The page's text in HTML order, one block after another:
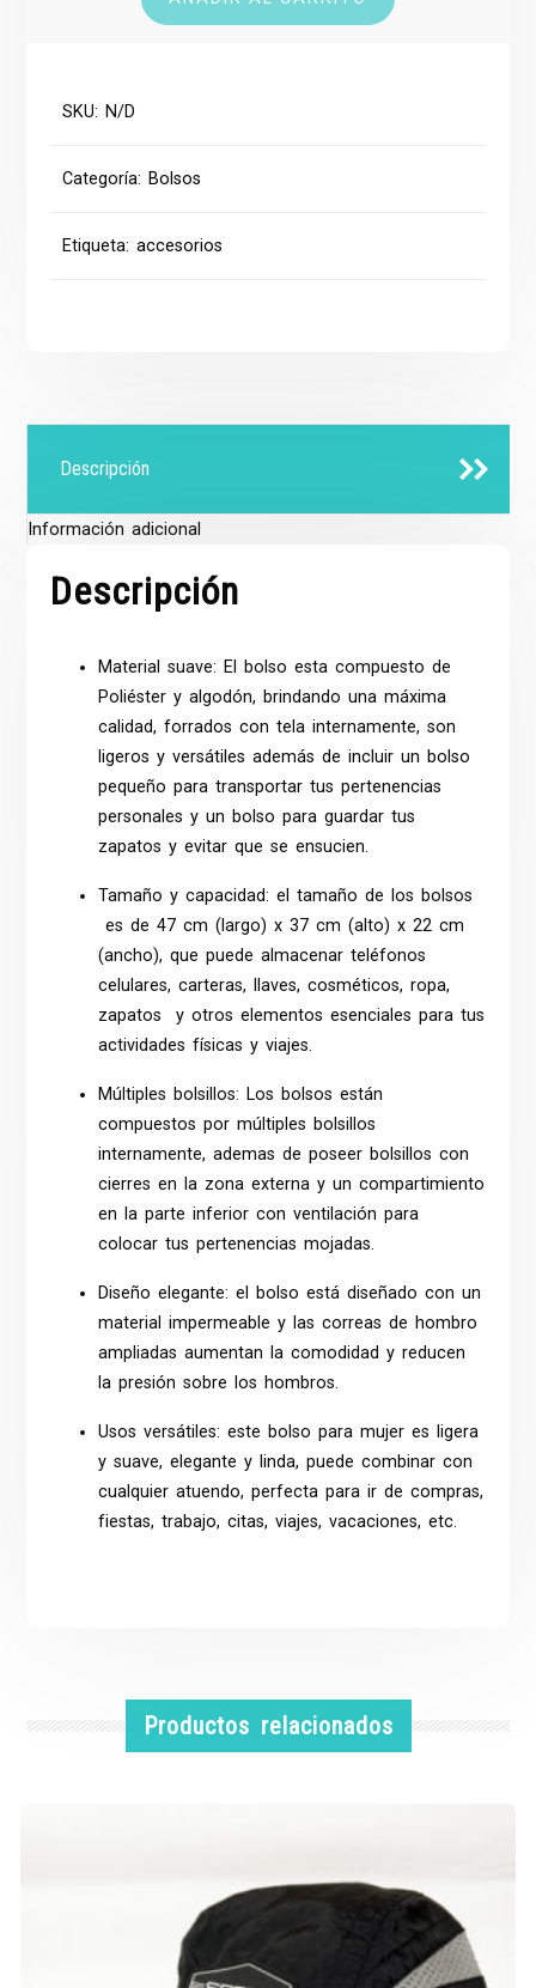
SKU: N/D
Categoría: Bolsos
Etiqueta:accesorios
Descripción
Información adicional
Descripción
Material suave: El bolso esta compuesto de
Poliéster y algodón, brindando una máxima
calidad, forrados con tela internamente, son
ligeros y versátiles además de incluir un bolso
pequeño para transportar tus pertenencias
personales y un bolso para guardar tus
zapatos y evitar que se ensucien.
Tamaño y capacidad: el tamaño de los bolsos
es de 47 cm (largo) x 37 cm (alto) x 22 cm
(ancho), que puede almacenar teléfonos
celulares, carteras, llaves, cosméticos, ropa,
zapatos y otros elementos esenciales para tus
actividades físicas y viajes.
Múltiples bolsillos: Los bolsos están
compuestos por múltiples bolsillos
internamente, ademas de poseer bolsillos con
cierres en la zona externa y un compartimiento
en la parte inferior con ventilación para
colocar tus pertenencias mojadas.
Diseño elegante: el bolso está diseñado con un
material impermeable y las correas de hombro
ampliadas aumentan la comodidad y reducen
la presión sobre los hombros.
Usos versátiles: este bolso para mujer es ligera
y suave, elegante y linda, puede combinar con
cualquier atuendo, perfecta para ir de compras,
fiestas, trabajo, citas, viajes, vacaciones, etc.
Productos relacionados